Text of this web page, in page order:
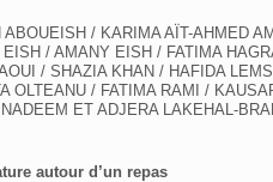
/ KARIMA AÏT-AHMED
/ AMANY EISH / FATIMA
/ SHAZIA KHAN / HAFIDA
OLTEANU / FATIMA RAMI /
ET ADJERA LAKEHAL-
autour d’un repas